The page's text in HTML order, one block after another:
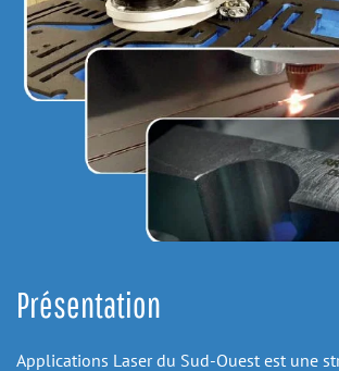
Présentation
Applications Laser du Sud-Ouest est une